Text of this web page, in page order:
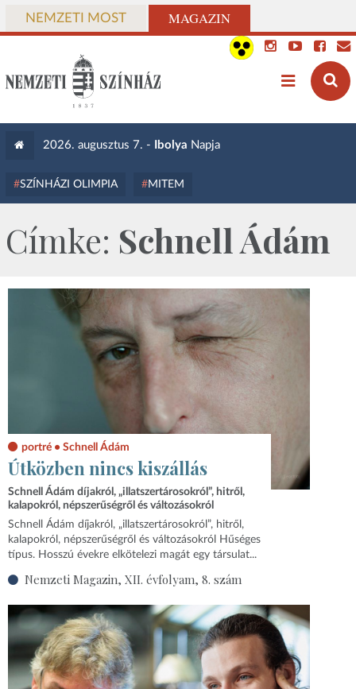
NEMZETI MOST MAGAZIN
2026. augusztus 7. - Ibolya Napja
SZÍNHÁZI OLIMPIA MITEM
Címke: Schnell Ádám
portré • Schnell Ádám
Útközben nincs kiszállás
Schnell Ádám díjakról, „illatszertárosokról”, hitről,
kalapokról, népszerűségről és változásokról
Schnell Ádám díjakról, „illatszertárosokról”, hitről,
kalapokról, népszerűségről és változásokról Hűséges
típus. Hosszú évekre elkötelezi magát egy társulat...
Nemzeti Magazin, XII. évfolyam, 8. szám